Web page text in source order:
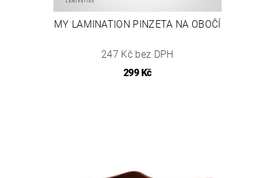
MY LAMINATION PINZETA NA OBOČÍ
247 Kč bez DPH
299 Kč